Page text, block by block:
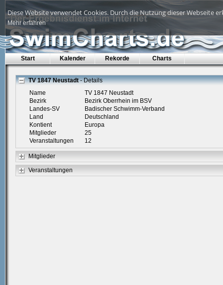
Diese Website verwendet Cookies. Durch die Nutzung dieser Webseite
Mehr erfahren
Start Kalender Rekorde Charts
TV 1847 Neustadt- Details
Name
TV 1847 Neustadt
Bezirk
Bezirk Oberrhein im BSV
Landes-SV
Badischer Schwimm-Verband
Land
Deutschland
Kontient
Europa
Mitglieder
25
Veranstaltungen
12
Mitglieder
Veranstaltungen